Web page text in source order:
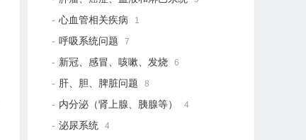
心血管相关疾病 1
呼吸系统问题 7
新冠、感冒、咳嗽、发烧 6
肝、胆、脾脏问题 8
内分泌（肾上腺、胰腺等） 4
泌尿系统 4